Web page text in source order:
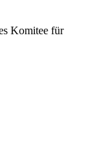
Komitee für